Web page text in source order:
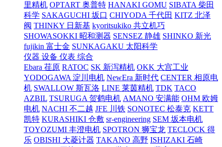
里精机 OPTART 奥普特 HANAKI GOMU SIBATA 柴田
科学 SAKAGUCHI 坂口 CHIYODA 千代田 KITZ 北泽
阀 THINKY 日新基 kyoritsukiko 共立机巧
SHOWASOKKI 昭和测器 SENSEZ 静雄 SHINKO 新光
fujikin 富士金 SUNKAGAKU 太阳科学
仪器 设备 仪表 综合
Ebara 荏原 RATOC SK 新泻精机 OKK 大宫工业
YODOGAWA 淀川电机 NewEra 新时代 CENTER 相原电
机 SWALLOW 斯瓦洛 LINE 莱茵精机 TDK TACO
AZBIL TSURUGA 贺鹤电机 AMANO 安满能 OHM 欧姆
电机 NACHI 不二越 JFE 川铁 SONOTEC 松泰克 KETT
凯特 KURASHIKI 仓敷 sr-engineering SEM 坂本电机
TOYOZUMI 丰澄电机 SPOTRON 狮宝龙 TECLOCK 得
乐 OBISHI 大菱计器 TAKANO 高野 ISHIZAKI 石崎